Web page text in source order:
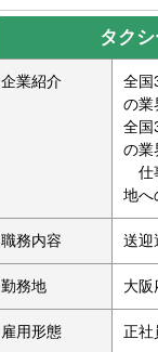
タク
企業紹介
全国
の業
全国
の業
仕
地へ
職務内容 送迎
勤務地 大阪
雇用形態 正社